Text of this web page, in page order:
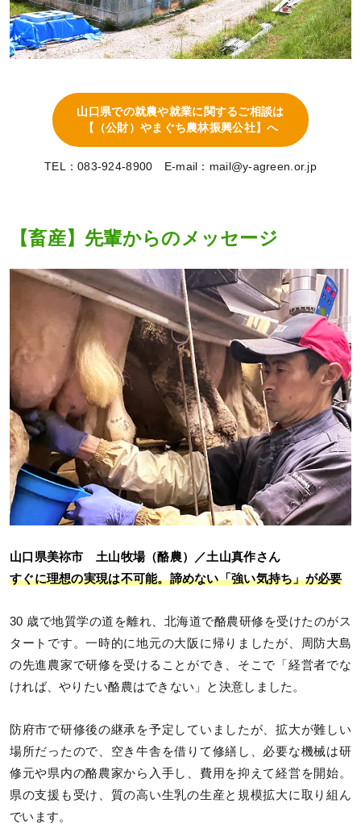
山口県での就農や就業に関するご相談は
【（公財）やまぐち農林振興公社】へ
TEL：083-924-8900 E-mail：mail@y-agreen.or.jp
【畜産】先輩からのメッセージ
山口県美祢市 土山牧場（酪農）／土山真作さん
すぐに理想の実現は不可能。諦めない「強い気持ち」が必要
30 歳で地質学の道を離れ、北海道で酪農研修を受けたのがス
タートです。一時的に地元の大阪に帰りましたが、周防大島
の先進農家で研修を受けることができ、そこで「経営者でな
ければ、やりたい酪農はできない」と決意しました。
防府市で研修後の継承を予定していましたが、拡大が難しい
場所だったので、空き牛舎を借りて修繕し、必要な機械は研
修元や県内の酪農家から入手し、費用を抑えて経営を開始。
県の支援も受け、質の高い生乳の生産と規模拡大に取り組ん
でいます。